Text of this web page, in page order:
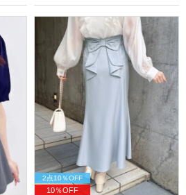
2点10％OFF
10％OFF